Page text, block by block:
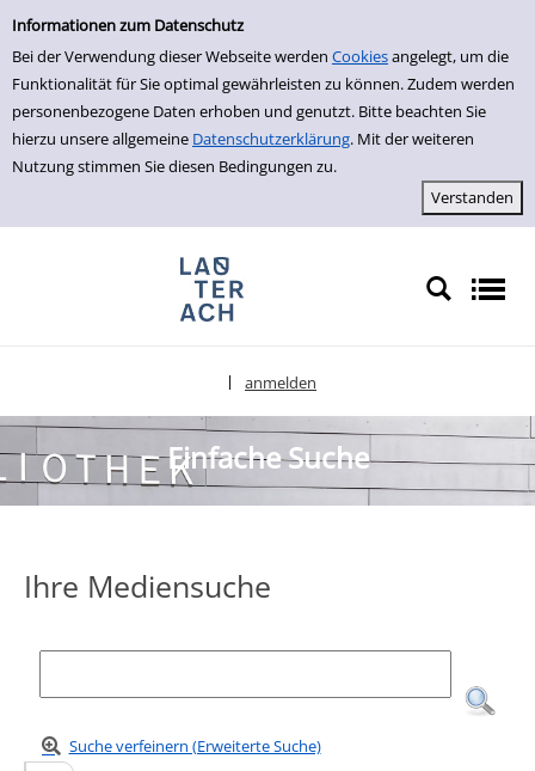
Einfache Suche
Informationen zum Datenschutz
Bei der Verwendung dieser Webseite werden Cookiesangelegt, um die
Funktionalität für Sie optimal gewährleisten zu können. Zudem werden
personenbezogene Daten erhoben und genutzt. Bitte beachten Sie
hierzu unsere allgemeine Datenschutzerklärung. Mit der weiteren
Nutzung stimmen Sie diesen Bedingungen zu.
zur Navigation springen
zum Inhalt springen
Zu den Suchfiltern springen
Zur Trefferliste springen
anmelden
Einfache Suche
Ihre Mediensuche
Suche verfeinern (Erweiterte Suche)